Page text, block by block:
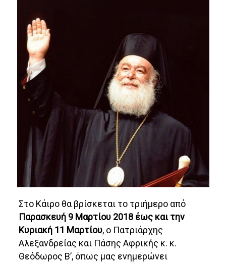
Στο Κάιρο θα βρίσκεται το τριήμερο από
Παρασκευή 9 Μαρτίου 2018 έως και την
Κυριακή 11 Μαρτίου, ο Πατριάρχης
Αλεξανδρείας και Πάσης Αφρικής κ. κ.
Θεόδωρος Β’, όπως μας ενημερώνει